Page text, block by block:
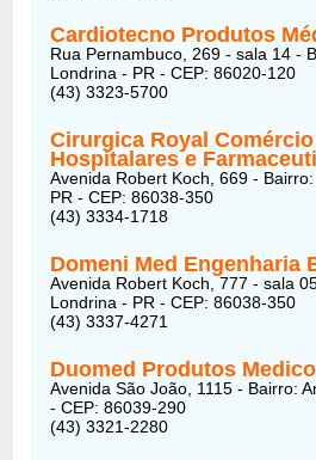
Cardiotecno Produtos
Rua Pernambuco, 269 - sala 14 -
Londrina - PR - CEP: 86020-120
(43) 3323-5700
Cirurgica Royal
Hospitalares e
Avenida Robert Koch, 669 -
PR - CEP: 86038-350
(43) 3334-1718
Domeni Med Engenharia
Avenida Robert Koch, 777 - sala
Londrina - PR - CEP: 86038-350
(43) 3337-4271
Duomed Produtos
Avenida São João, 1115 - Bairro:
- CEP: 86039-290
(43) 3321-2280